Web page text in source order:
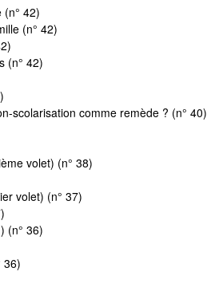
(n° 42)
(n° 42)
(n° 42)
scolarisation comme remède ? (n° 40)
volet) (n° 38)
volet) (n° 37)
(n° 36)
36)